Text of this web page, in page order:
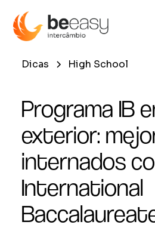
Dicas High School
Programa IB
exterior:
internados
International